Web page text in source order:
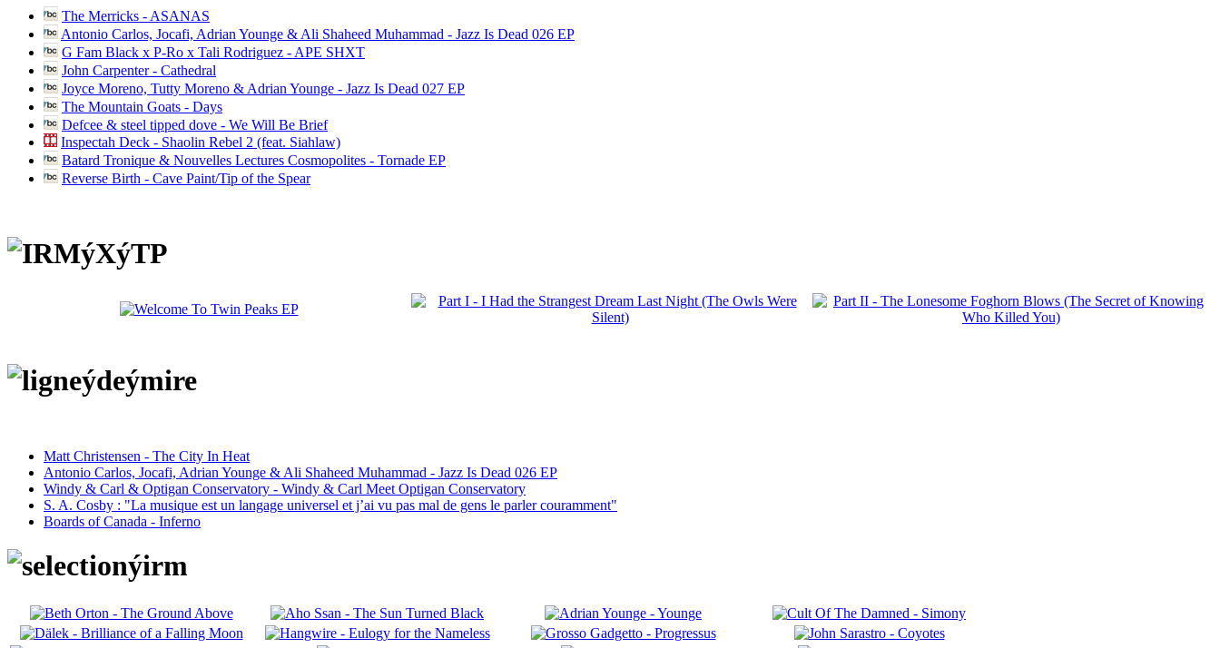
The Merricks - ASANAS
Antonio Carlos, Jocafi, Adrian Younge & Ali Shaheed Muhammad - Jazz Is Dead 026 EP
G Fam Black x P-Ro x Tali Rodriguez - APE SHXT
John Carpenter - Cathedral
Joyce Moreno, Tutty Moreno & Adrian Younge - Jazz Is Dead 027 EP
The Mountain Goats - Days
Defcee & steel tipped dove - We Will Be Brief
Inspectah Deck - Shaolin Rebel 2 (feat. Siahlaw)
Batard Tronique & Nouvelles Lectures Cosmopolites - Tornade EP
Reverse Birth - Cave Paint/Tip of the Spear
Matt Christensen - The City In Heat
Antonio Carlos, Jocafi, Adrian Younge & Ali Shaheed Muhammad - Jazz Is Dead 026 EP
Windy & Carl & Optigan Conservatory - Windy & Carl Meet Optigan Conservatory
S. A. Cosby : "La musique est un langage universel et j’ai vu pas mal de gens le parler couramment"
Boards of Canada - Inferno